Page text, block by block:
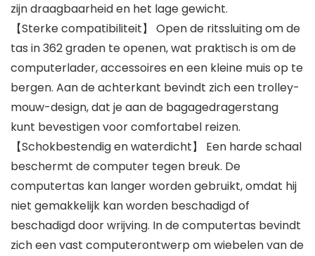
zijn draagbaarheid en het lage gewicht.
【Sterke compatibiliteit】 Open de ritssluiting om de
tas in 362 graden te openen, wat praktisch is om de
computerlader, accessoires en een kleine muis op te
bergen. Aan de achterkant bevindt zich een trolley-
mouw-design, dat je aan de bagagedragerstang
kunt bevestigen voor comfortabel reizen.
【Schokbestendig en waterdicht】 Een harde schaal
beschermt de computer tegen breuk. De
computertas kan langer worden gebruikt, omdat hij
niet gemakkelijk kan worden beschadigd of
beschadigd door wrijving. In de computertas bevindt
zich een vast computerontwerp om wiebelen van de